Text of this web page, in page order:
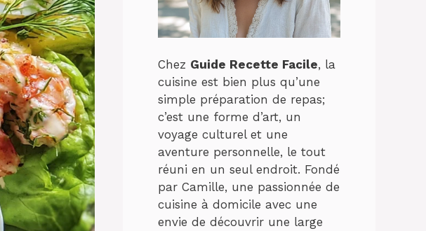
Chez Guide Recette Facile, la
cuisine est bien plus qu’une
simple préparation de repas;
c’est une forme d’art, un
voyage culturel et une
aventure personnelle, le tout
réuni en un seul endroit. Fondé
par Camille, une passionnée de
cuisine à domicile avec une
envie de découvrir une large